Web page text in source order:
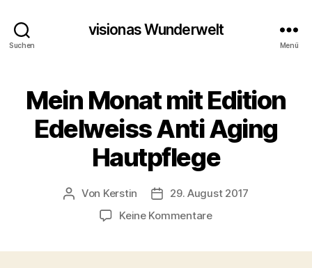
Suchen
visionas Wunderwelt
Menü
Mein Monat mit Edition
Edelweiss Anti Aging
Hautpflege
Beitragsautor
Von Kerstin Beitragsdatum
29. August 2017
Keine Kommentarezu